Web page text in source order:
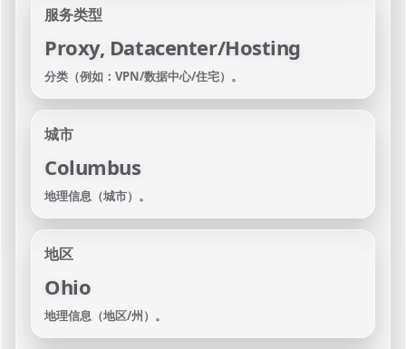
服务类型
Proxy, Datacenter/Hosting
分类（例如：VPN/数据中心/住宅）。
城市
Columbus
地理信息（城市）。
地区
Ohio
地理信息（地区/州）。